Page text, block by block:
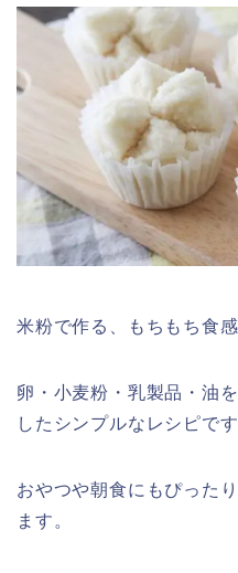
米粉で作る、もちもち食
卵・小麦粉・乳製品・油
したシンプルなレシピです
おやつや朝食にもぴった
ます。